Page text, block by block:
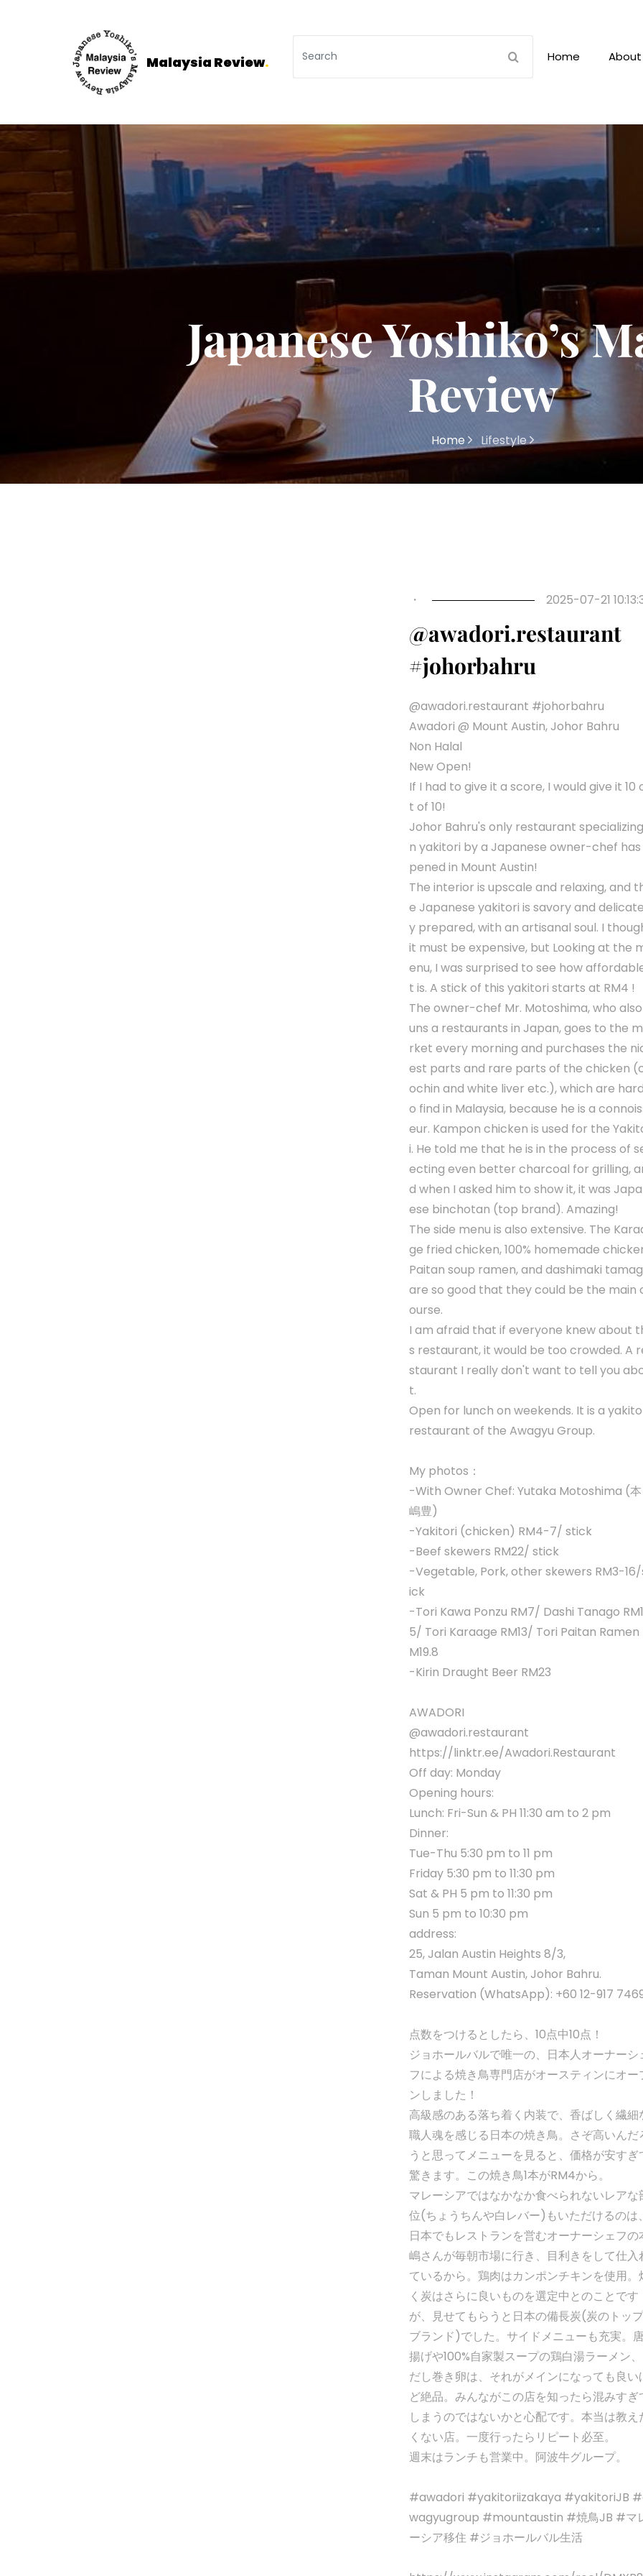
Malaysia Review. Home About
Japanese Yoshiko’s
Review
Home Lifestyle
・ 2025-07-21
@awadori.restaurant
#johorbahru
@awadori.restaurant #johorbahru
Awadori @ Mount Austin, Johor Bahru
Non Halal
New Open!
If I had to give it a score, I would give it 10
t of 10!
Johor Bahru's only restaurant
n yakitori by a Japanese owner-chef
pened in Mount Austin!
The interior is upscale and relaxing, and
e Japanese yakitori is savory and
y prepared, with an artisanal soul. I
it must be expensive, but Looking at the
enu, I was surprised to see how
t is. A stick of this yakitori starts at RM4 !
The owner-chef Mr. Motoshima, who
uns a restaurants in Japan, goes to the
rket every morning and purchases the
est parts and rare parts of the chicken
ochin and white liver etc.), which are
o find in Malaysia, because he is a
eur. Kampon chicken is used for the
i. He told me that he is in the process of
ecting even better charcoal for grilling,
d when I asked him to show it, it was
ese binchotan (top brand). Amazing!
The side menu is also extensive. The
ge fried chicken, 100% homemade
Paitan soup ramen, and dashimaki
are so good that they could be the main
ourse.
I am afraid that if everyone knew about
s restaurant, it would be too crowded. A
staurant I really don't want to tell you
t.
Open for lunch on weekends. It is a
restaurant of the Awagyu Group.
My photos：
-With Owner Chef: Yutaka Motoshima (本
嶋豊)
-Yakitori (chicken) RM4-7/ stick
-Beef skewers RM22/ stick
-Vegetable, Pork, other skewers RM3-
ick
-Tori Kawa Ponzu RM7/ Dashi Tanago RM1
5/ Tori Karaage RM13/ Tori Paitan Ramen
M19.8
-Kirin Draught Beer RM23
AWADORI
@awadori.restaurant
https://linktr.ee/Awadori.Restaurant
Off day: Monday
Opening hours:
Lunch: Fri-Sun & PH 11:30 am to 2 pm
Dinner:
Tue-Thu 5:30 pm to 11 pm
Friday 5:30 pm to 11:30 pm
Sat & PH 5 pm to 11:30 pm
Sun 5 pm to 10:30 pm
address:
25, Jalan Austin Heights 8/3,
Taman Mount Austin, Johor Bahru.
Reservation (WhatsApp): +60 12-917
点数をつけるとしたら、10点中10点！
ジョホールバルで唯一の、日本人オーナーシ
フによる焼き鳥専門店がオースティンにオー
ンしました！
高級感のある落ち着く内装で、香ばしく繊細
職人魂を感じる日本の焼き鳥。さぞ高いんだ
うと思ってメニューを見ると、価格が安すぎ
驚きます。この焼き鳥1本がRM4から。
マレーシアではなかなか食べられないレアな
位(ちょうちんや白レバー)もいただけるのは
日本でもレストランを営むオーナーシェフの
嶋さんが毎朝市場に行き、目利きをして仕入
ているから。鶏肉はカンポンチキンを使用。
く炭はさらに良いものを選定中とのことです
が、見せてもらうと日本の備長炭(炭のトップ
ブランド)でした。サイドメニューも充実。
揚げや100%自家製スープの鶏白湯ラーメン、
だし巻き卵は、それがメインになっても良い
ど絶品。みんながこの店を知ったら混みすぎ
しまうのではないかと心配です。本当は教え
くない店。一度行ったらリピート必至。
週末はランチも営業中。阿波牛グループ。
#awadori #yakitoriizakaya #yakitoriJB
wagyugroup #mountaustin #焼鳥JB #マ
ーシア移住 #ジョホールバル生活